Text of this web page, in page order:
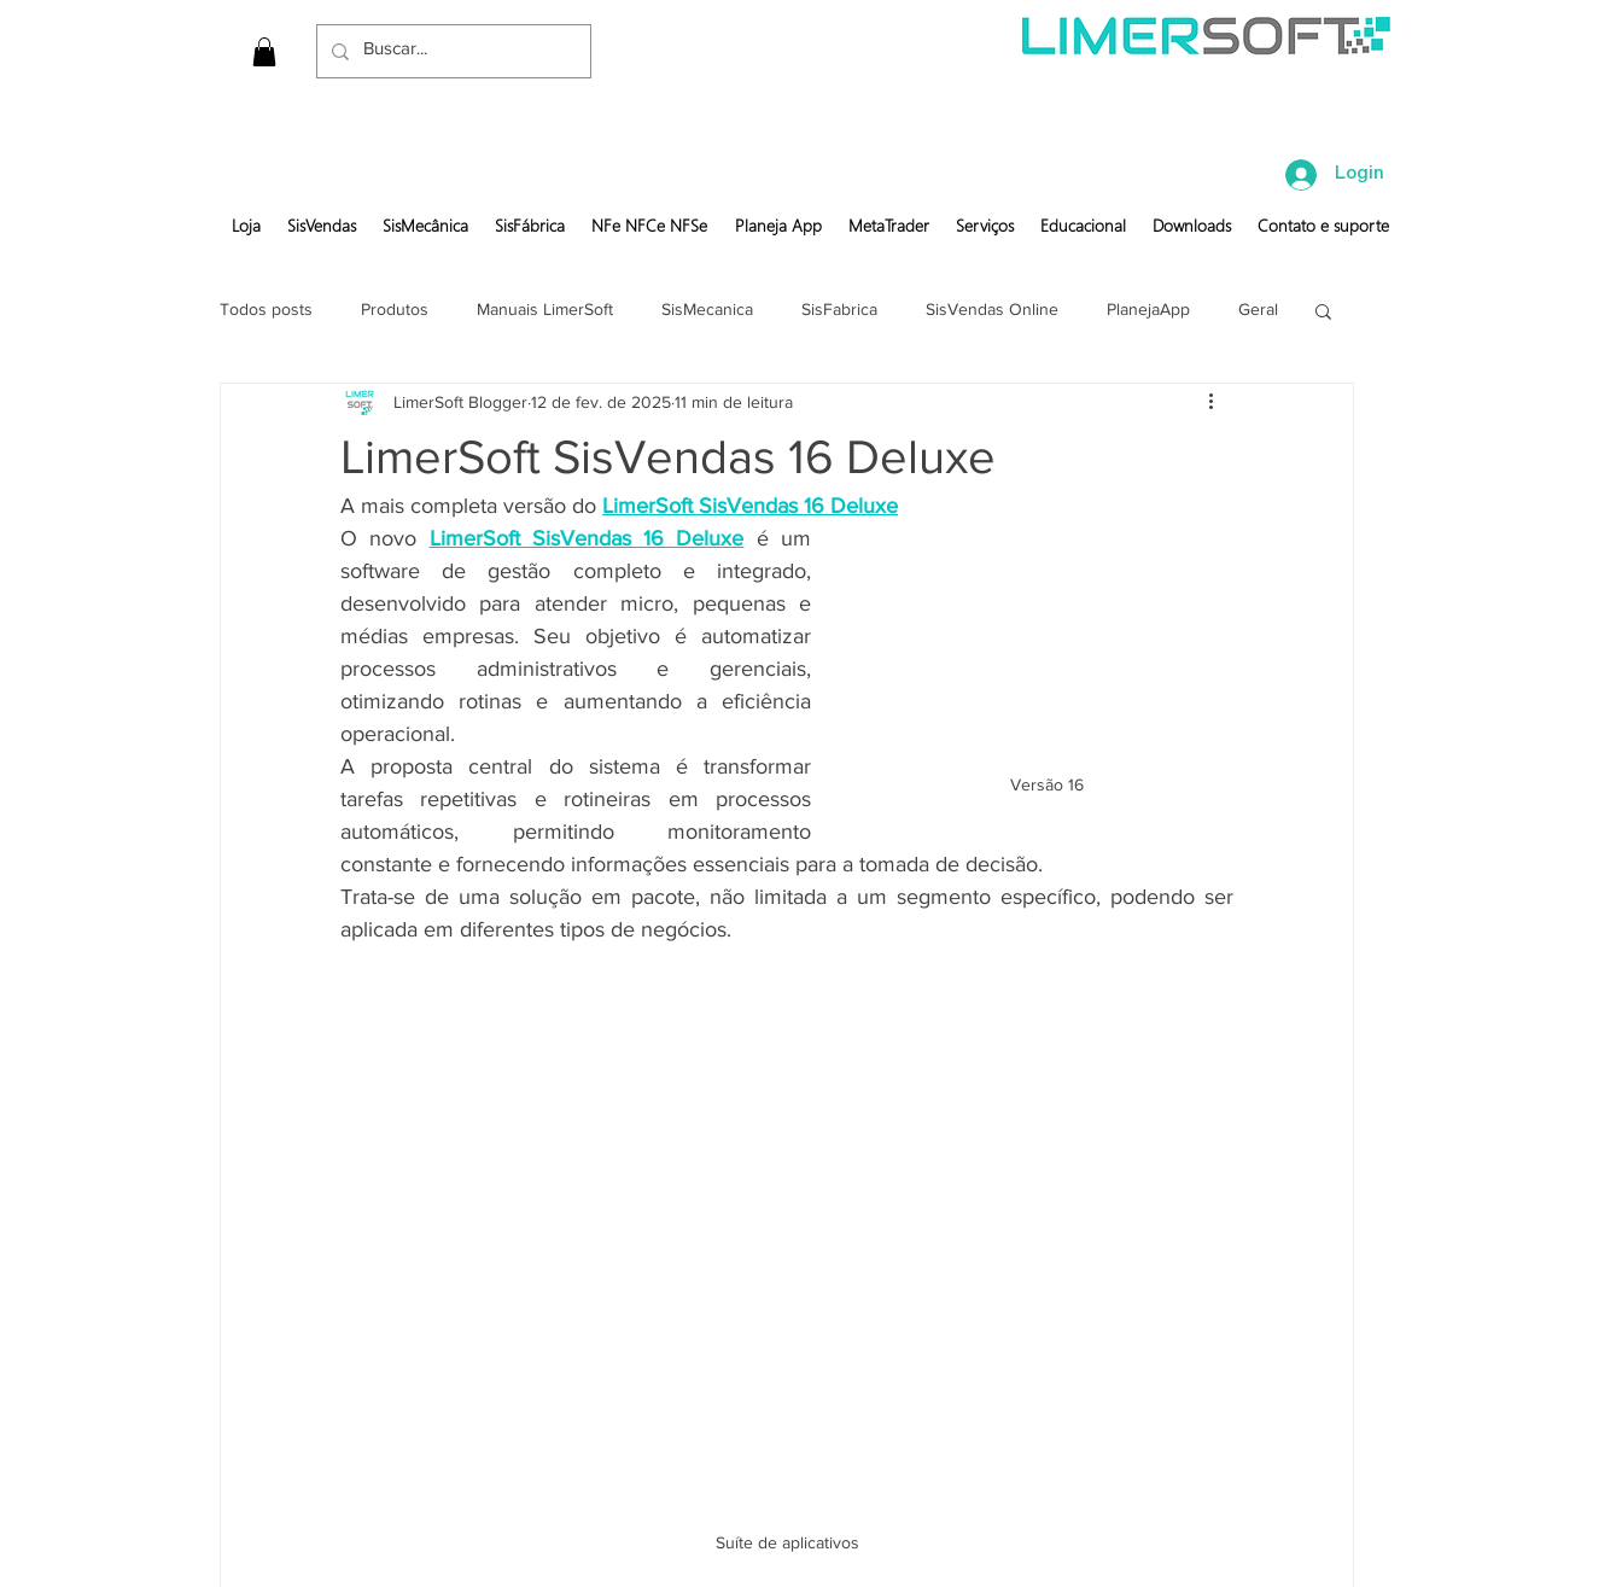
Login
Loja SisVendas SisMecânica SisFábrica NFe NFCe NFSe Planeja App MetaTrader Serviços Educacional Downloads Contato e suporte
Todos posts Produtos Manuais LimerSoft SisMecanica SisFabrica SisVendas Online PlanejaApp Geral
Gerar pedido em pdf
LimerSoft SisVendas 16 Deluxe
LimerSoft Blogger12 de fev. de 202511 min de leitura
A mais completa versão do LimerSoft SisVendas 16 Deluxe
Versão 16
O novo LimerSoft SisVendas 16 Deluxe é um
software de gestão completo e integrado,
desenvolvido para atender micro, pequenas e
médias empresas. Seu objetivo é automatizar
processos administrativos e gerenciais,
otimizando rotinas e aumentando a eficiência
operacional.
A proposta central do sistema é transformar
tarefas repetitivas e rotineiras em processos
automáticos, permitindo monitoramento
constante e fornecendo informações essenciais para a tomada de decisão.
Trata-se de uma solução em pacote, não limitada a um segmento específico, podendo ser
aplicada em diferentes tipos de negócios.
Suíte de aplicativos